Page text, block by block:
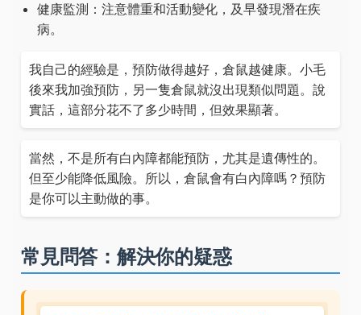
健康監測：注意體重和活動變化，及早發現潛在疾
病。
我自己的經驗是，預防做得越好，倉鼠越健康。小毛
後來我加強預防，另一隻倉鼠就沒出現類似問題。說
實話，這部分花不了多少時間，但效果顯著。
當然，不是所有白內障都能預防，尤其是遺傳性的。
但至少能降低風險。所以，倉鼠會有白內障嗎？預防
是你可以主動做的事。
常見問答：解決你的疑惑